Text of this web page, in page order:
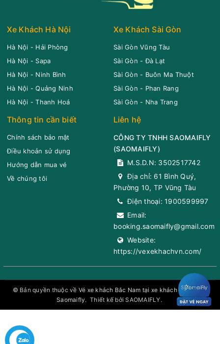
Xe Khách Hà Nội
Hà Nội - Hải Phòng
Hà Nội - Sapa
Hà Nội - Ninh Bình
Hà Nội - Quảng Ninh
Hà Nội - Thanh Hoá
Xe Khách Sài Gòn
Sài Gòn Vũng Tàu
Sài Gòn - Đà Lạt
Sài Gòn - Buôn Ma Thuột
Sài Gòn - Phan Rang
Sài Gòn - Nha Trang
Thông tin cần biết
Chính sách bảo mật
Điều khoản sử dụng
Hướng dẫn mua vé
Về chúng tôi
Liên hệ
CÔNG TY TNHH SAOMAIFLY
(SAOMAIFLY)
M.S.D.N: 3502517742
Địa chỉ: 61 Bình Quý,
Phường 10, TP Vũng Tàu
Điện thoại: 1900599997
Email:
booking.saomaifly@gmail.com
Website:
https://vexekhachvn.com/
© Bản quyền thuộc về Vé xe khách Bắc Nam tại xe khách toàn quốc
Saomaifly. Thiết kế bởi SAOMAIFLY.